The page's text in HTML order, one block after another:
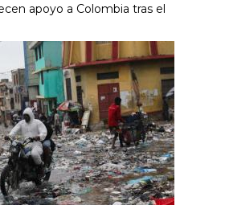
apoyo a Colombia tras el